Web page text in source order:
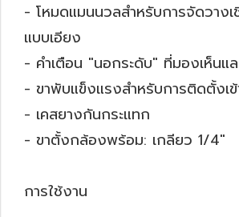
- โหมดแมนนวลสำหรับการจัดวาง
แบบเอียง
- คำเตือน "นอกระดับ" ที่มองเห็นแล
- ขาพับแข็งแรงสำหรับการติดตั้งเ
- เคสยางกันกระแทก
- ขาตั้งกล้องพร้อม: เกลียว 1/4″
การใช้งาน